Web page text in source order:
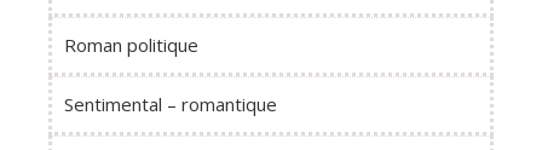
Roman politique
Sentimental – romantique